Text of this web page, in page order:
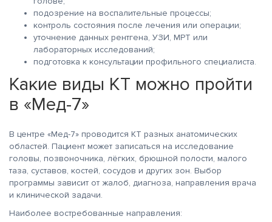
подозрение на воспалительные процессы;
контроль состояния после лечения или операции;
уточнение данных рентгена, УЗИ, МРТ или
лабораторных исследований;
подготовка к консультации профильного специалиста.
Какие виды КТ можно пройти
в «Мед-7»
В центре «Мед-7» проводится КТ разных анатомических
областей. Пациент может записаться на исследование
головы, позвоночника, лёгких, брюшной полости, малого
таза, суставов, костей, сосудов и других зон. Выбор
программы зависит от жалоб, диагноза, направления врача
и клинической задачи.
Наиболее востребованные направления: